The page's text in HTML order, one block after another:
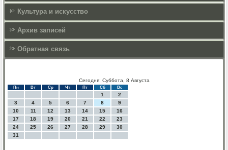
Культура и искусcтво
Архив записей
Обратная связь
Сегодня: Суббота, 8 Августа
Пн Вт Ср Чт Пт Сб Вс
1
2
3
4 5 6 7 8
9
10
11 12 13 14 15
16
17
18 19 20 21 22
23
24
25 26 27 28 29
30
31